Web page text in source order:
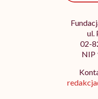
ul.
02-
NIP